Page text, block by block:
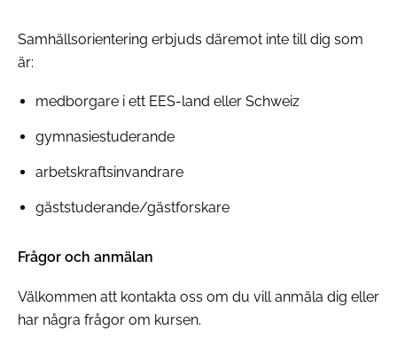
Samhällsorientering erbjuds däremot inte till dig som
är:
medborgare i ett EES-land eller Schweiz
gymnasiestuderande
arbetskraftsinvandrare
gäststuderande/gästforskare
Frågor och anmälan
Välkommen att kontakta oss om du vill anmäla dig eller
har några frågor om kursen.